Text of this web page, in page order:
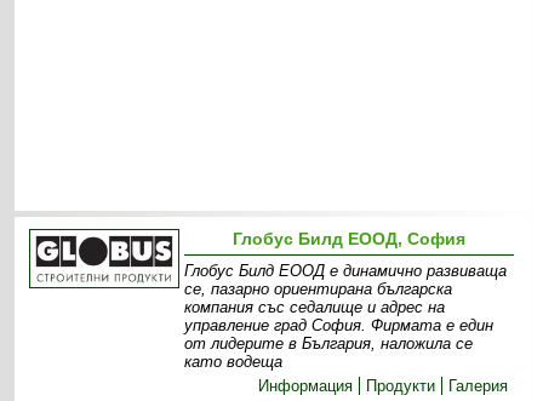
Глобус Билд ЕООД, София
Глобус Билд ЕООД е динамично развиваща
се, пазарно ориентирана българска
компания със седалище и адрес на
управление град София. Фирмата е един
от лидерите в България, наложила се
като водеща
Информация
Продукти Галерия